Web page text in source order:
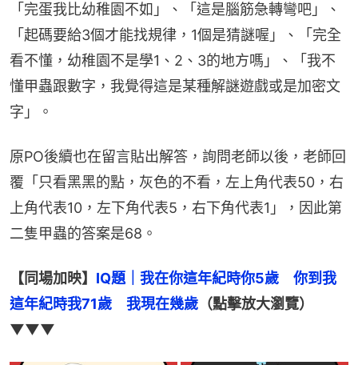
「完蛋我比幼稚園不如」、「這是腦筋急轉彎吧」、
「起碼要給3個才能找規律，1個是猜謎喔」、「完全
看不懂，幼稚園不是學1、2、3的地方嗎」、「我不
懂甲蟲跟數字，我覺得這是某種解謎遊戲或是加密文
字」。
原PO後續也在留言貼出解答，詢問老師以後，老師回
覆「只看黑黑的點，灰色的不看，左上角代表50，右
上角代表10，左下角代表5，右下角代表1」，因此第
二隻甲蟲的答案是68。
【同場加映】 IQ題｜我在你這年紀時你5歲　你到我
這年紀時我71歲　我現在幾歲 （點擊放大瀏覽）
▼▼▼